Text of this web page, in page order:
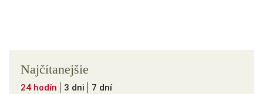
Najčítanejšie
24 hodín 3 dni 7 dní